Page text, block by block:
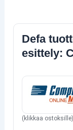
Defa
esittely:
(klikkaa ostoksille)